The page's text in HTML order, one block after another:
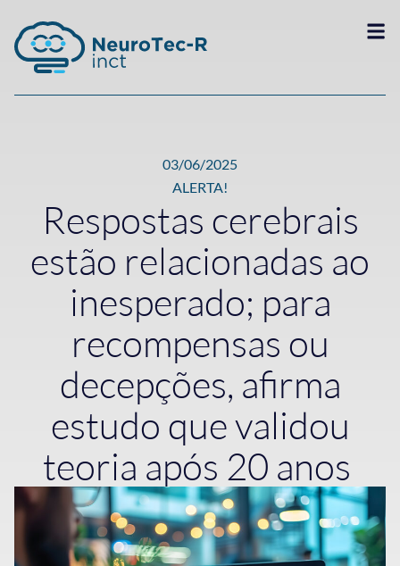
03/06/2025
ALERTA!
Respostas cerebrais
estão relacionadas ao
inesperado; para
recompensas ou
decepções, afirma
estudo que validou
teoria após 20 anos